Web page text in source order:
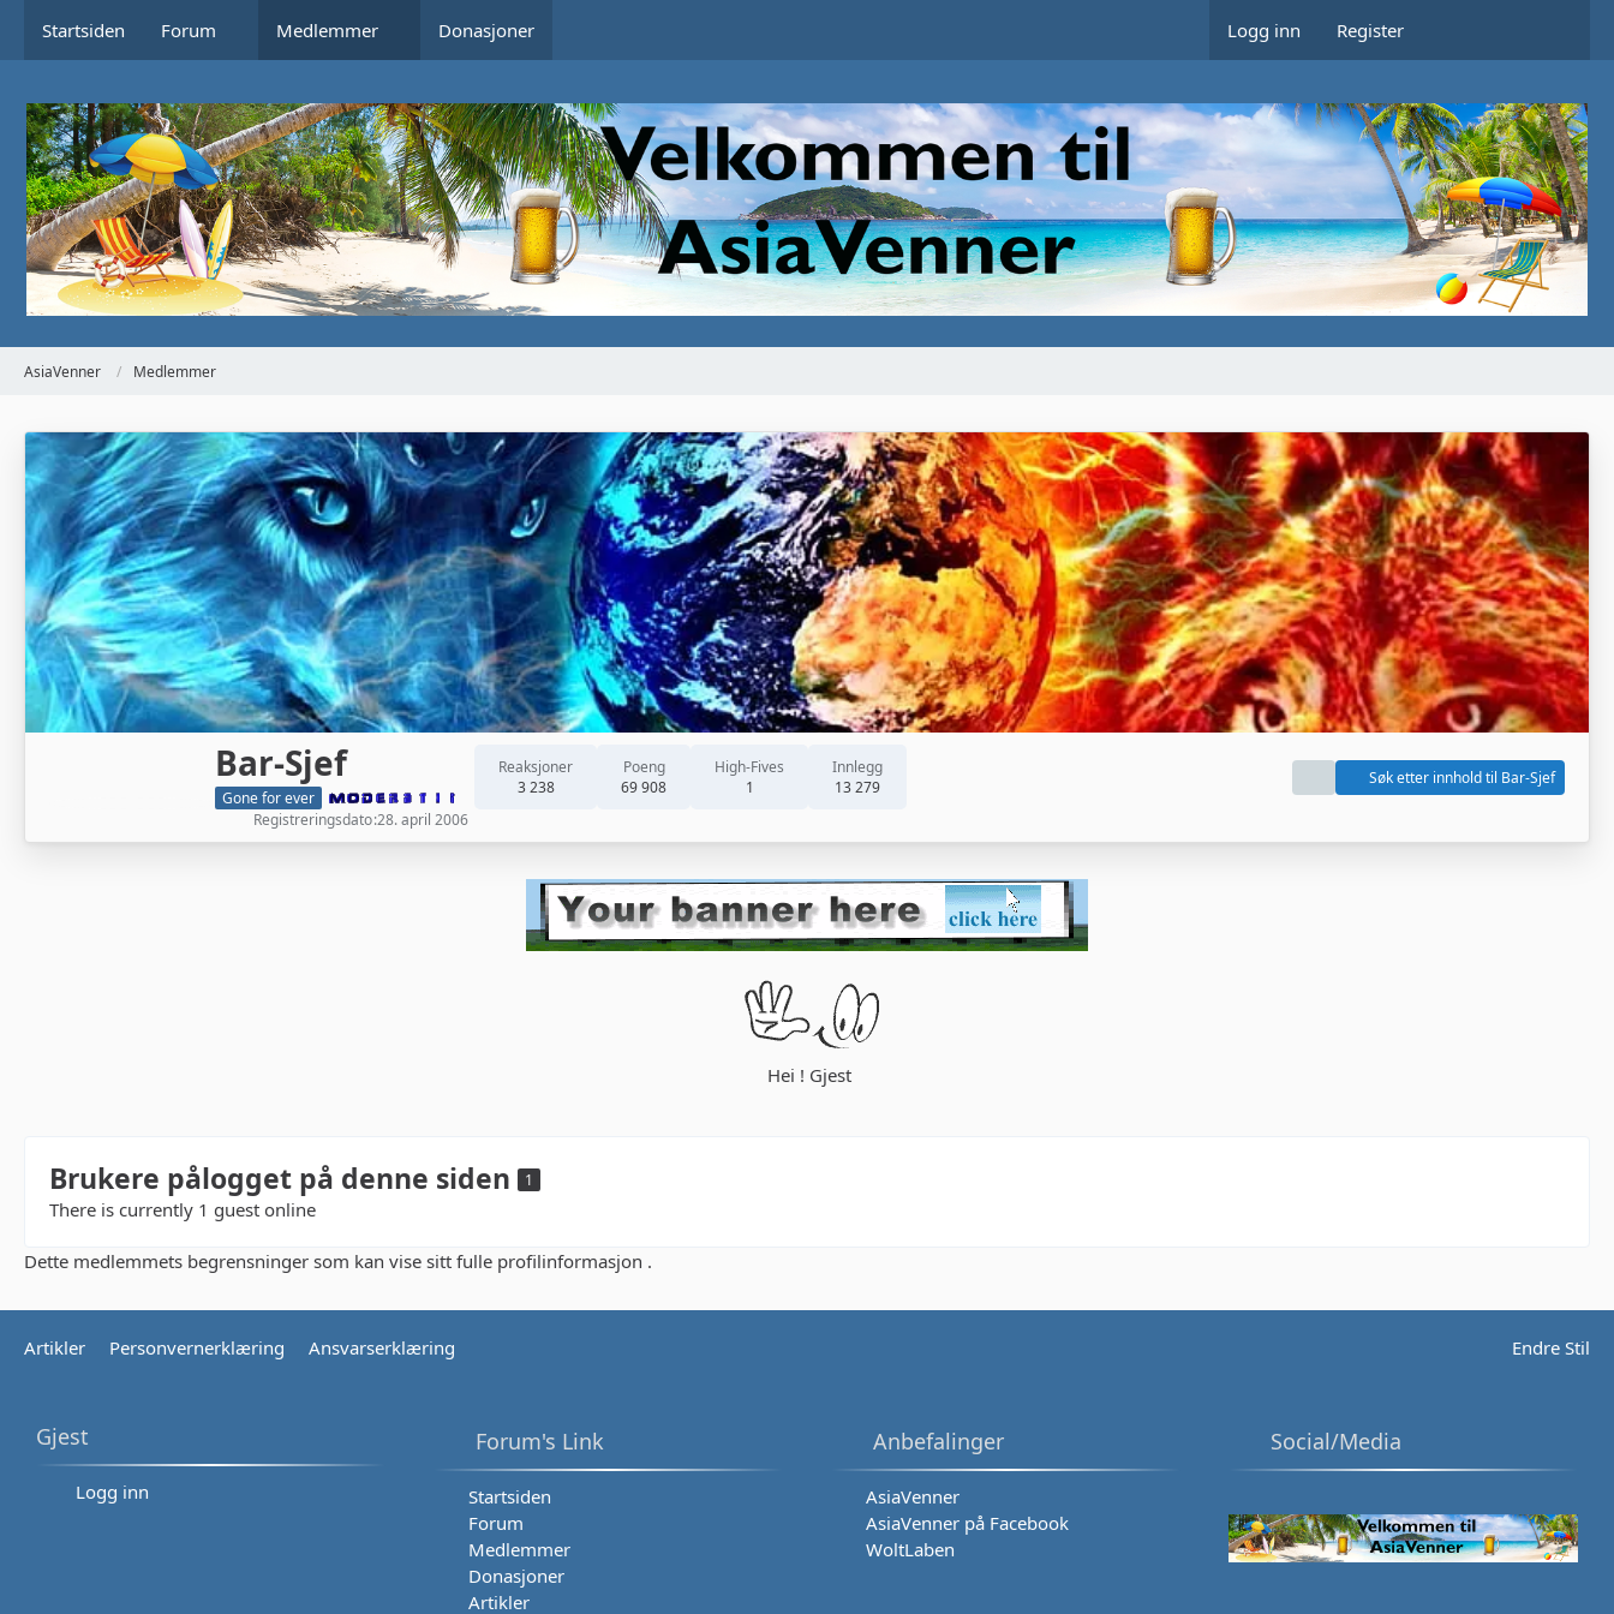
Startsiden Forum Medlemmer Donasjoner Logg inn Register
AsiaVenner Medlemmer
Bar-Sjef
Gone for ever
Reaksjoner
3 238
Poeng
69 908
High-Fives
1
Innlegg
13 279
Søk etter innhold til Bar-Sjef
Registreringsdato 28. april 2006
Hei ! Gjest
Brukere pålogget på denne siden 1
There is currently 1 guest online
Dette medlemmets begrensninger som kan vise sitt fulle profilinformasjon .
Endre Stil
Artikler Personvernerklæring Ansvarserklæring
Gjest
Logg inn
Forum's Link
Startsiden
Forum
Medlemmer
Donasjoner
Artikler
Anbefalinger
AsiaVenner
AsiaVenner på Facebook
WoltLaben
Social/Media